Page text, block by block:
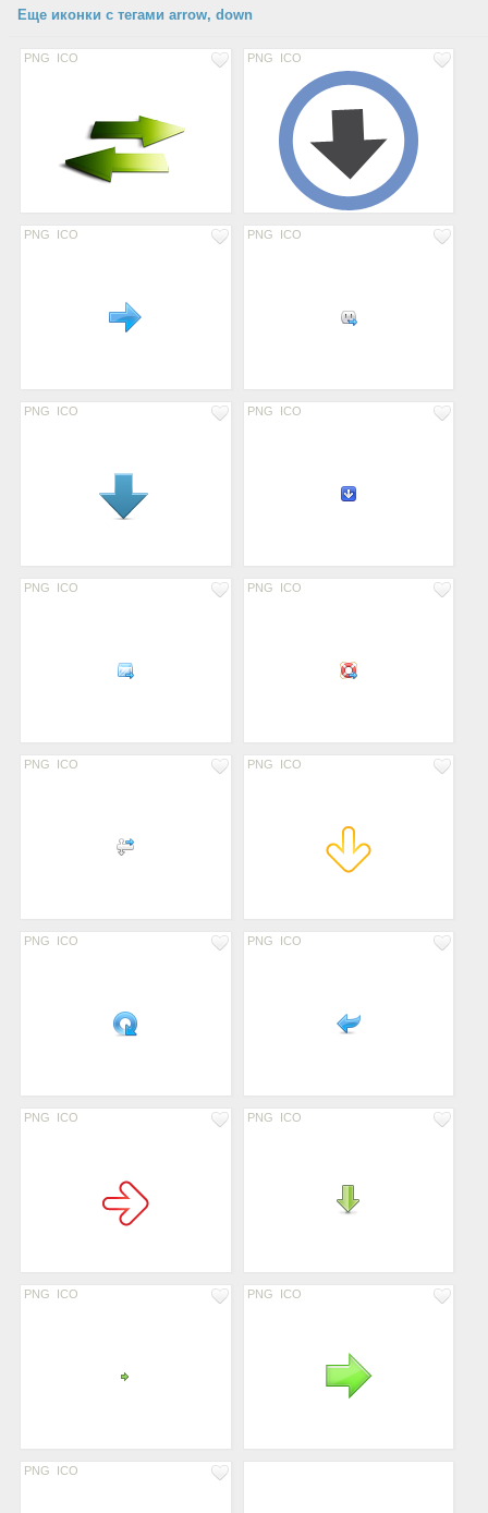
Еще иконки с тегами arrow, down
PNG ICO PNG ICO
PNG ICO PNG ICO
PNG ICO PNG ICO
PNG ICO PNG ICO
PNG ICO PNG ICO
PNG ICO PNG ICO
PNG ICO PNG ICO
PNG ICO PNG ICO
PNG ICO